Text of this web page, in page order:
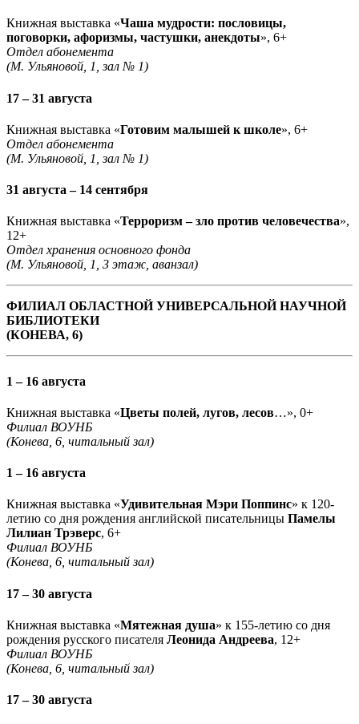
Книжная выставка «Чаша мудрости: пословицы,
поговорки, афоризмы, частушки, анекдоты», 6+
Отдел абонемента
(М. Ульяновой, 1, зал № 1)
17 – 31 августа
Книжная выставка «Готовим малышей к школе», 6+
Отдел абонемента
(М. Ульяновой, 1, зал № 1)
31 августа – 14 сентября
Книжная выставка «Терроризм – зло против человечества»,
12+
Отдел хранения основного фонда
(М. Ульяновой, 1, 3 этаж, аванзал)
ФИЛИАЛ ОБЛАСТНОЙ УНИВЕРСАЛЬНОЙ НАУЧНОЙ
БИБЛИОТЕКИ
(КОНЕВА, 6)
1 – 16 августа
Книжная выставка «Цветы полей, лугов, лесов…», 0+
Филиал ВОУНБ
(Конева, 6, читальный зал)
1 – 16 августа
Книжная выставка «Удивительная Мэри Поппинс» к 120-
летию со дня рождения английской писательницы Памелы
Лилиан Трэверс, 6+
Филиал ВОУНБ
(Конева, 6, читальный зал)
17 – 30 августа
Книжная выставка «Мятежная душа» к 155-летию со дня
рождения русского писателя Леонида Андреева, 12+
Филиал ВОУНБ
(Конева, 6, читальный зал)
17 – 30 августа